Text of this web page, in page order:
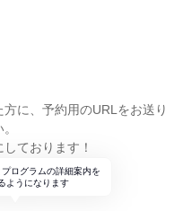
に、予約用のURLをお送り
ております！
ログラムの詳細案内を
ようになります